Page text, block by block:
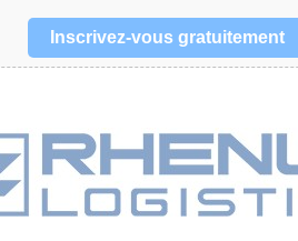
• INTEGRATION
FORMATION
INTRALOGISTIQUE
Inscrivez-vous gratuitement